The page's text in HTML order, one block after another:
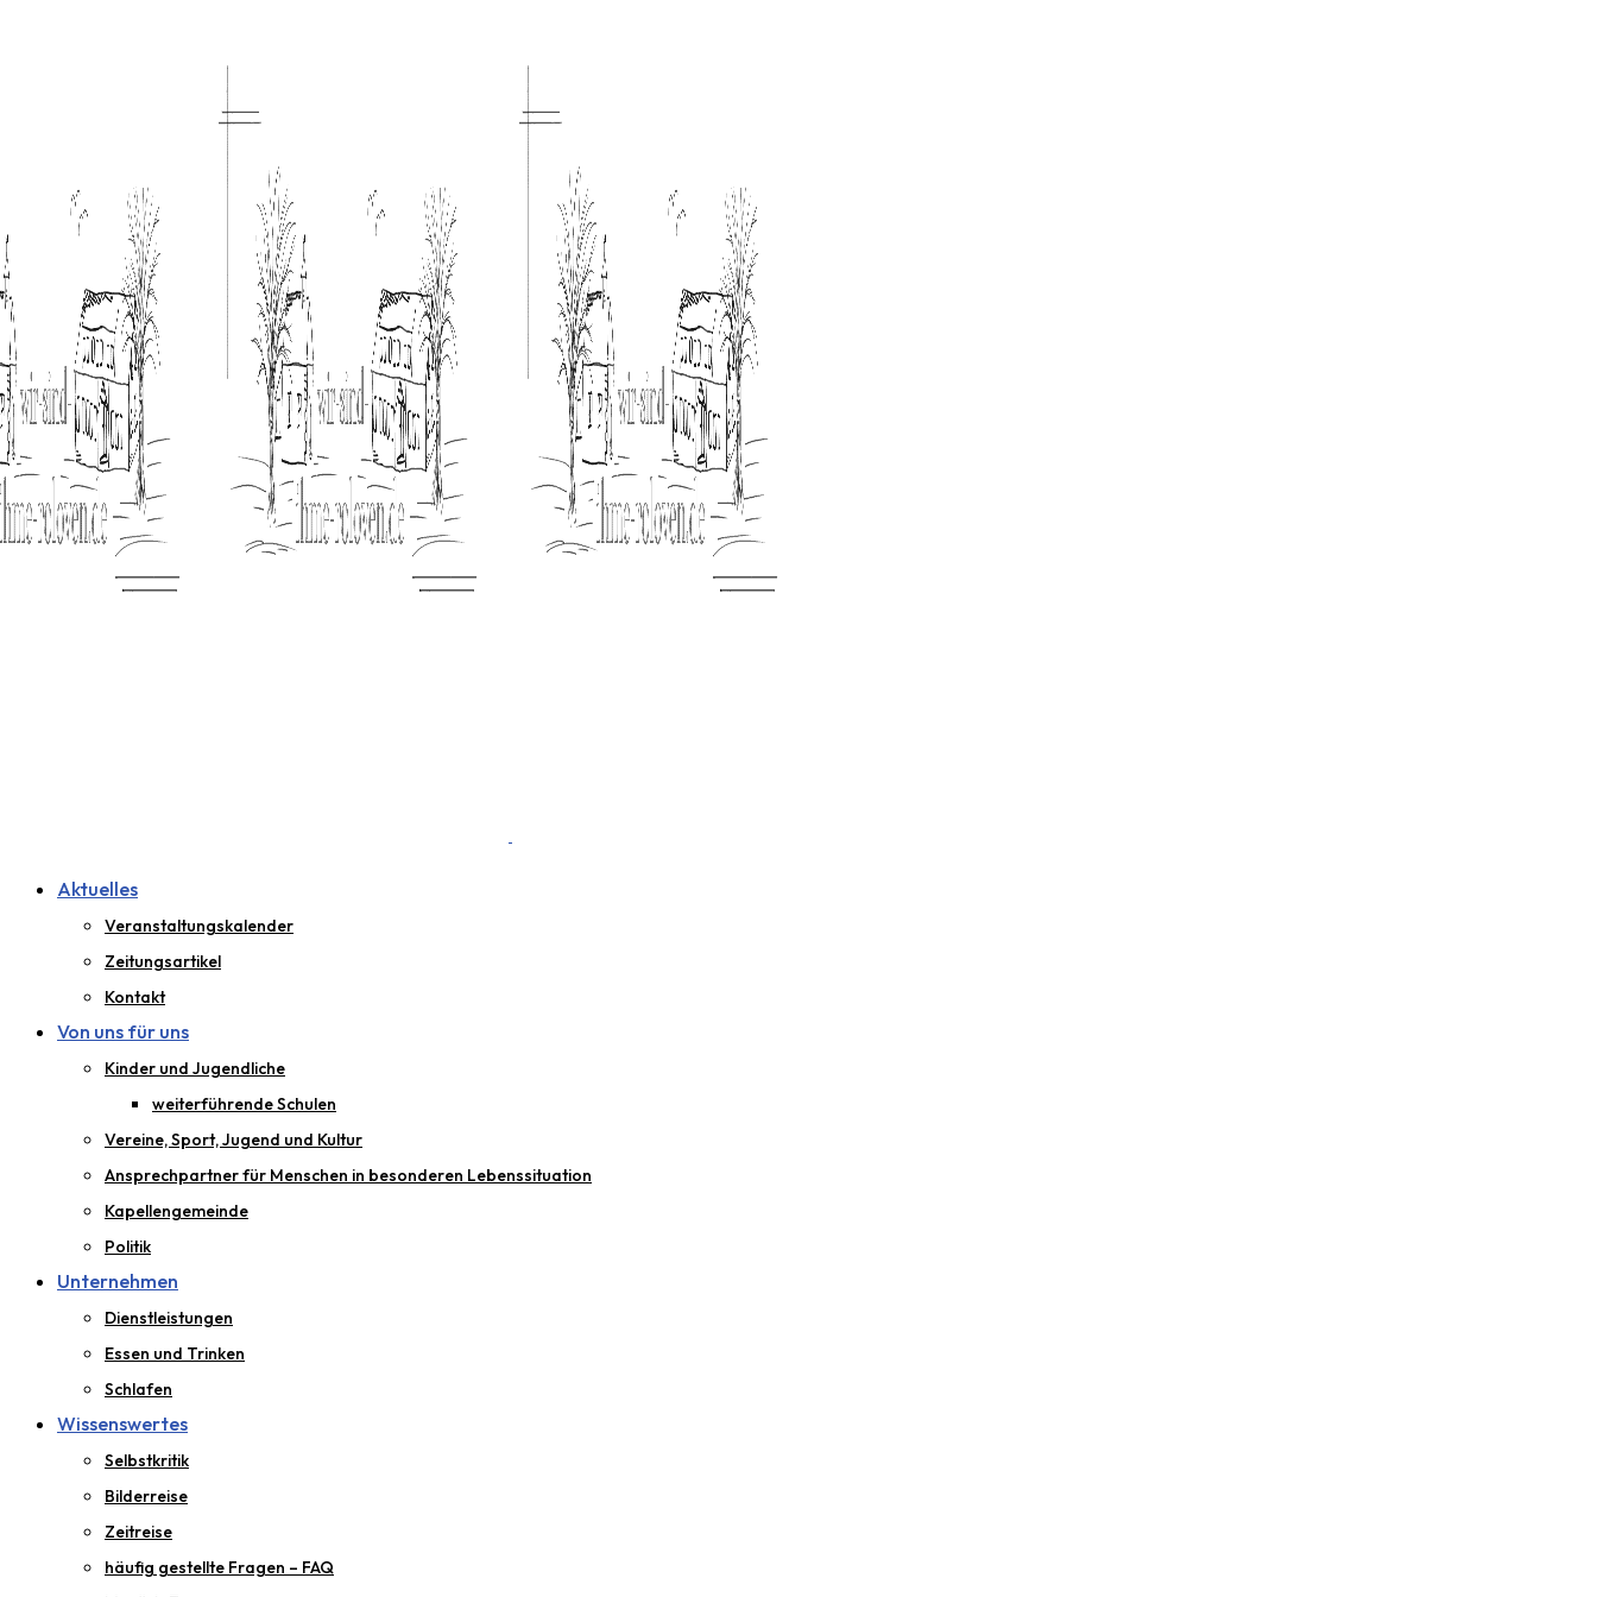
Aktuelles
Veranstaltungskalender
Zeitungsartikel
Kontakt
Von uns für uns
Kinder und Jugendliche
weiterführende Schulen
Vereine, Sport, Jugend und Kultur
Ansprechpartner für Menschen in besonderen Lebenssituation
Kapellengemeinde
Politik
Unternehmen
Dienstleistungen
Essen und Trinken
Schlafen
Wissenswertes
Selbstkritik
Bilderreise
Zeitreise
häufig gestellte Fragen – FAQ